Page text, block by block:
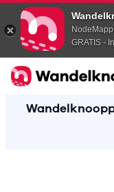
GRATIS -